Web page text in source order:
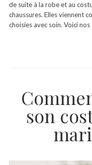
de suite à la robe et au
chaussures. Elles viennent
choisies avec soin. Voici nos
son